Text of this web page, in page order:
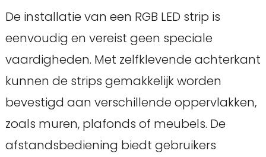
De installatie van een RGB LED strip is
eenvoudig en vereist geen speciale
vaardigheden. Met zelfklevende achterkant
kunnen de strips gemakkelijk worden
bevestigd aan verschillende oppervlakken,
zoals muren, plafonds of meubels. De
afstandsbediening biedt gebruikers